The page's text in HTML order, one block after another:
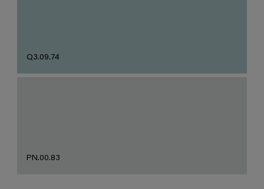
Q3.09.74
PN.00.83